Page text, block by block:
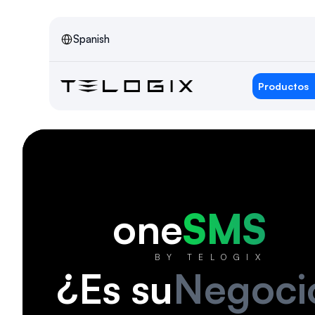
oneSMS
BY TELOGIX
¿Es su
Spanish
Productos